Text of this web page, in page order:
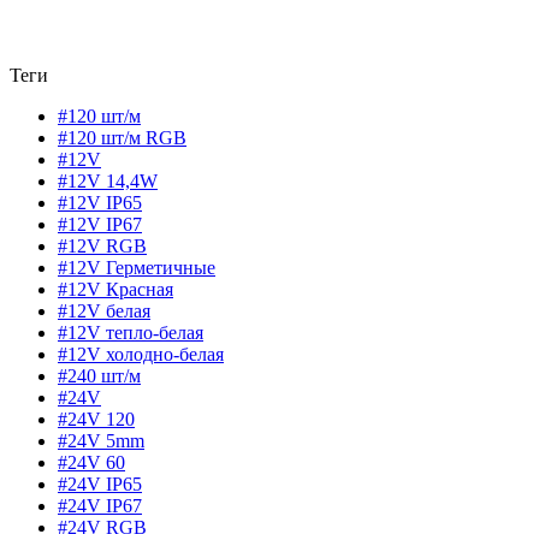
Теги
#120 шт/м
#120 шт/м RGB
#12V
#12V 14,4W
#12V IP65
#12V IP67
#12V RGB
#12V Герметичные
#12V Красная
#12V белая
#12V тепло-белая
#12V холодно-белая
#240 шт/м
#24V
#24V 120
#24V 5mm
#24V 60
#24V IP65
#24V IP67
#24V RGB